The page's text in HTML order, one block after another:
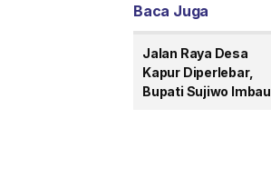
Baca Juga
Jalan Raya Desa
Kapur Diperlebar,
Bupati Sujiwo Imbau